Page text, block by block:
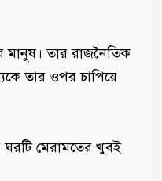
মানুষ। তার রাজনৈতিক
তার ওপর চাপিয়ে
ঘরটি মেরামতের খুবই